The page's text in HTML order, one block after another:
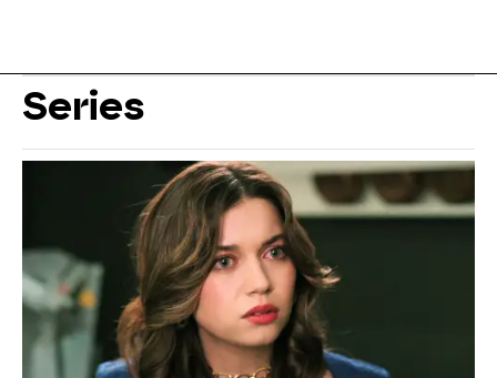
Series